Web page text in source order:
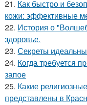
21. Как быстро и
кожи: эффективные
22. История о
здоровье.
23. Секреты
24. Когда требуется
запое
25. Какие
представлены в